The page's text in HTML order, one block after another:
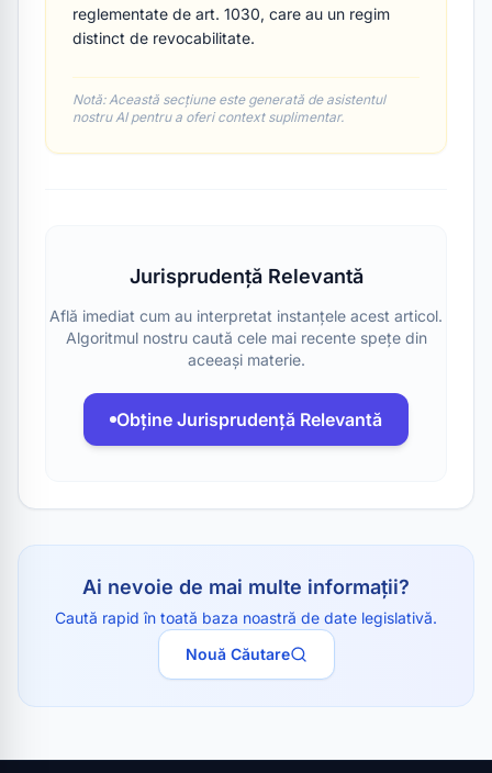
reglementate de art. 1030, care au un regim
distinct de revocabilitate.
Notă: Această secțiune este generată de asistentul
nostru AI pentru a oferi context suplimentar.
Jurisprudență Relevantă
Află imediat cum au interpretat instanțele acest articol.
Algoritmul nostru caută cele mai recente spețe din
aceeași materie.
Obține Jurisprudență Relevantă
Ai nevoie de mai multe informații?
Caută rapid în toată baza noastră de date legislativă.
Nouă Căutare